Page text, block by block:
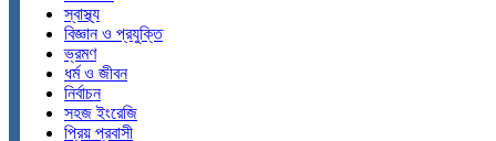
স্বাস্থ্য
বিজ্ঞান ও প্রযুক্তি
ভ্রমণ
ধর্ম ও জীবন
নির্বাচন
সহজ ইংরেজি
প্রিয় প্রবাসী